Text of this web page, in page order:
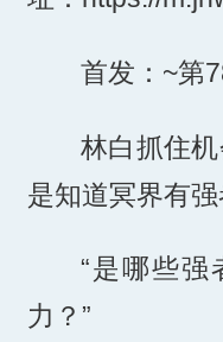
首发：~第
林白抓住
是知道冥界有
“是哪些强
力？”